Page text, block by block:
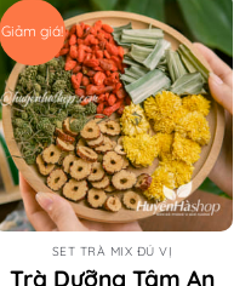
Giảm giá!
SET TRÀ MIX ĐỦ VỊ
Trà Dưỡng Tâm An